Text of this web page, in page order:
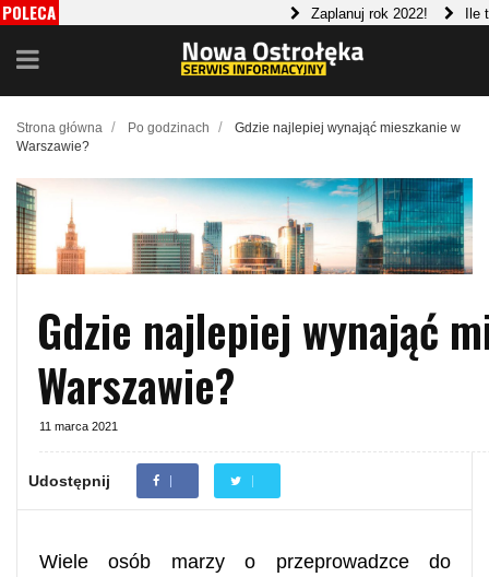
POLECA
Zaplanuj rok 2022!
Ile
Czapka - jak połączyć
Strona główna / Po godzinach /
Gdzie najlepiej wynająć mieszkanie w
Warszawie?
Gdzie najlepiej wynająć
Warszawie?
11 marca 2021
Udostępnij
​Wiele osób marzy o przeprowadzce do